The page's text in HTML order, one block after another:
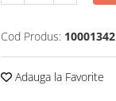
Cod Produs: 10001342
Adauga la Favorite